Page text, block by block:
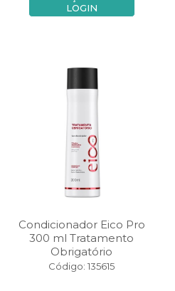
LOGIN
Condicionador Eico Pro
300 ml Tratamento
Obrigatório
Código: 135615